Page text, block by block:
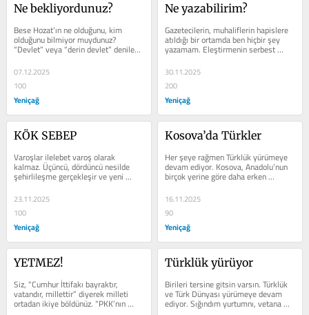
Ne bekliyordunuz?
Bese Hozat’ın ne olduğunu, kim
olduğunu bilmiyor muydunuz?
“Devlet” veya “derin devlet” denilen
istihbaratçılar bilmiyor muydu?
Devlet...
07.12.2025
100
Yeniçağ
Ne yazabilirim?
Gazetecilerin, muhaliflerin hapislere
atıldığı bir ortamda ben hiçbir şey
yazamam. Eleştirmenin serbest
olmadığı bir ortamda hiçbir şey...
30.11.2025
200
Yeniçağ
KÖK SEBEP
Varoşlar ilelebet varoş olarak
kalmaz. Üçüncü, dördüncü nesilde
şehirlileşme gerçekleşir ve yeni
nesiller varoştan çıkan yöneticileri...
23.11.2025
100
Yeniçağ
Kosova’da Türkler
Her şeye rağmen Türklük yürümeye
devam ediyor. Kosova, Anadolu’nun
birçok yerine göre daha erken
Osmanlı toprağı olmuştur.
1389’daki...
16.11.2025
90
Yeniçağ
YETMEZ!
Siz, “Cumhur İttifakı bayraktır,
vatandır, millettir” diyerek milleti
ortadan ikiye böldünüz. “PKK’nın
Türklük yürüyor
Birileri tersine gitsin varsın. Türklük
ve Türk Dünyası yürümeye devam
ediyor. Sığındım yurtumnı, vetana